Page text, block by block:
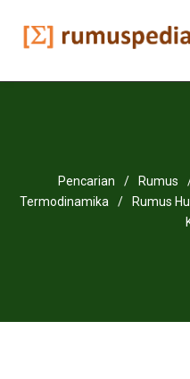
Pencarian / Rumus
Termodinamika
/
Rumus